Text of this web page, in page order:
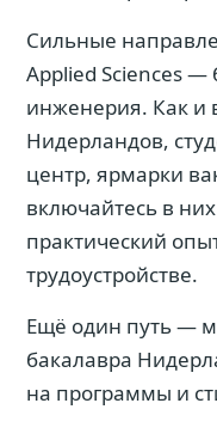
Сильные
Applied Sciences —
инженерия. Как и
Нидерландов,
центр, ярмарки
включайтесь в
практический
трудоустройстве.
Ещё один путь —
бакалавра
на программы и